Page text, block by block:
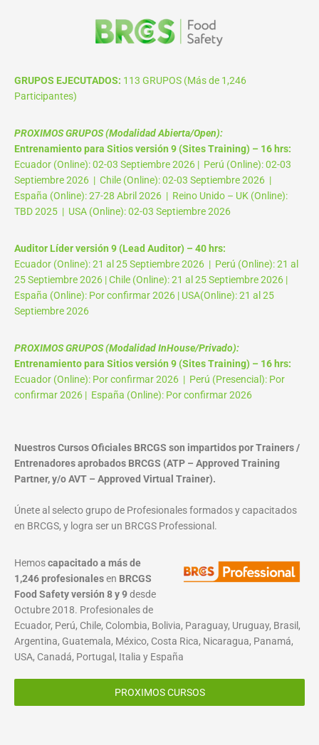
GRUPOS EJECUTADOS: 113 GRUPOS (Más de 1,246
Participantes)
PROXIMOS GRUPOS (Modalidad Abierta/Open):
Entrenamiento para Sitios versión 9 (Sites Training) – 16 hrs:
Ecuador (Online): 02-03 Septiembre 2026 | Perú (Online): 02-03
Septiembre 2026 | Chile (Online): 02-03 Septiembre 2026 |
España (Online): 27-28 Abril 2026 | Reino Unido – UK (Online):
TBD 2025 | USA (Online): 02-03 Septiembre 2026
Auditor Líder versión 9 (Lead Auditor) – 40 hrs:
Ecuador (Online): 21 al 25 Septiembre 2026 | Perú (Online): 21 al
25 Septiembre 2026 | Chile (Online): 21 al 25 Septiembre 2026 |
España (Online): Por confirmar 2026 | USA(Online): 21 al 25
Septiembre 2026
PROXIMOS GRUPOS (Modalidad InHouse/Privado):
Entrenamiento para Sitios versión 9 (Sites Training) – 16 hrs:
Ecuador (Online): Por confirmar 2026 | Perú (Presencial): Por
confirmar 2026 | España (Online): Por confirmar 2026
Nuestros Cursos Oficiales BRCGS son impartidos por Trainers /
Entrenadores aprobados BRCGS (ATP – Approved Training
Partner, y/o AVT – Approved Virtual Trainer).
Únete al selecto grupo de Profesionales formados y capacitados
en BRCGS, y logra ser un BRCGS Professional.
Hemoscapacitado a más de
1,246 profesionalesen BRCGS
Food Safety versión 8 y 9desde
Octubre 2018. Profesionales de
Ecuador, Perú, Chile, Colombia, Bolivia, Paraguay, Uruguay, Brasil,
Argentina, Guatemala, México, Costa Rica, Nicaragua, Panamá,
USA, Canadá, Portugal, Italia y España
PROXIMOS CURSOS